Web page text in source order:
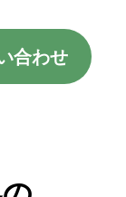
合わせ